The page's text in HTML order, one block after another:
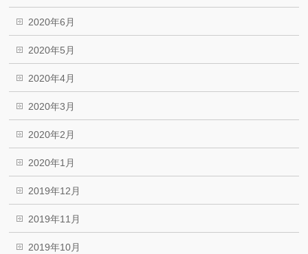
2020年6月
2020年5月
2020年4月
2020年3月
2020年2月
2020年1月
2019年12月
2019年11月
2019年10月